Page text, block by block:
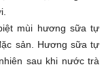
mùi hương sữa tự
sản. Hương sữa tự
sau khi nước trà